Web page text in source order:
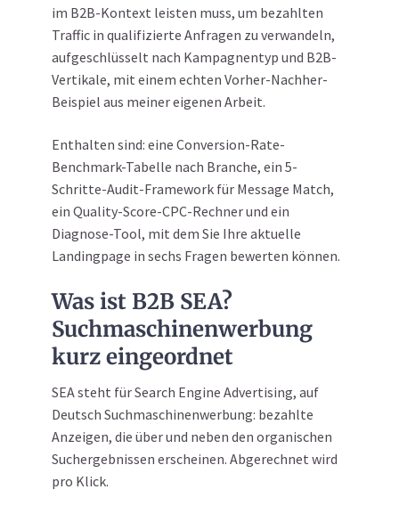
im B2B-Kontext leisten muss, um bezahlten
Traffic in qualifizierte Anfragen zu verwandeln,
aufgeschlüsselt nach Kampagnentyp und B2B-
Vertikale, mit einem echten Vorher-Nachher-
Beispiel aus meiner eigenen Arbeit.
Enthalten sind: eine Conversion-Rate-
Benchmark-Tabelle nach Branche, ein 5-
Schritte-Audit-Framework für Message Match,
ein Quality-Score-CPC-Rechner und ein
Diagnose-Tool, mit dem Sie Ihre aktuelle
Landingpage in sechs Fragen bewerten können.
Was ist B2B SEA?
Suchmaschinenwerbung
kurz eingeordnet
SEA steht für Search Engine Advertising, auf
Deutsch Suchmaschinenwerbung: bezahlte
Anzeigen, die über und neben den organischen
Suchergebnissen erscheinen. Abgerechnet wird
pro Klick.